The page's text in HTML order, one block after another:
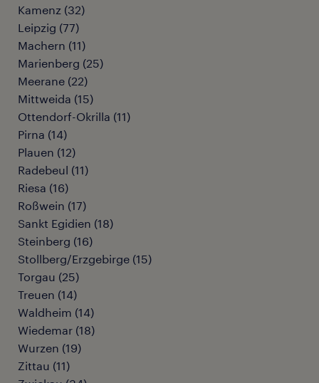
Kamenz (32)
Leipzig (77)
Machern (11)
Marienberg (25)
Meerane (22)
Mittweida (15)
Ottendorf-Okrilla (11)
Pirna (14)
Plauen (12)
Radebeul (11)
Riesa (16)
Roßwein (17)
Sankt Egidien (18)
Steinberg (16)
Stollberg/Erzgebirge (15)
Torgau (25)
Treuen (14)
Waldheim (14)
Wiedemar (18)
Wurzen (19)
Zittau (11)